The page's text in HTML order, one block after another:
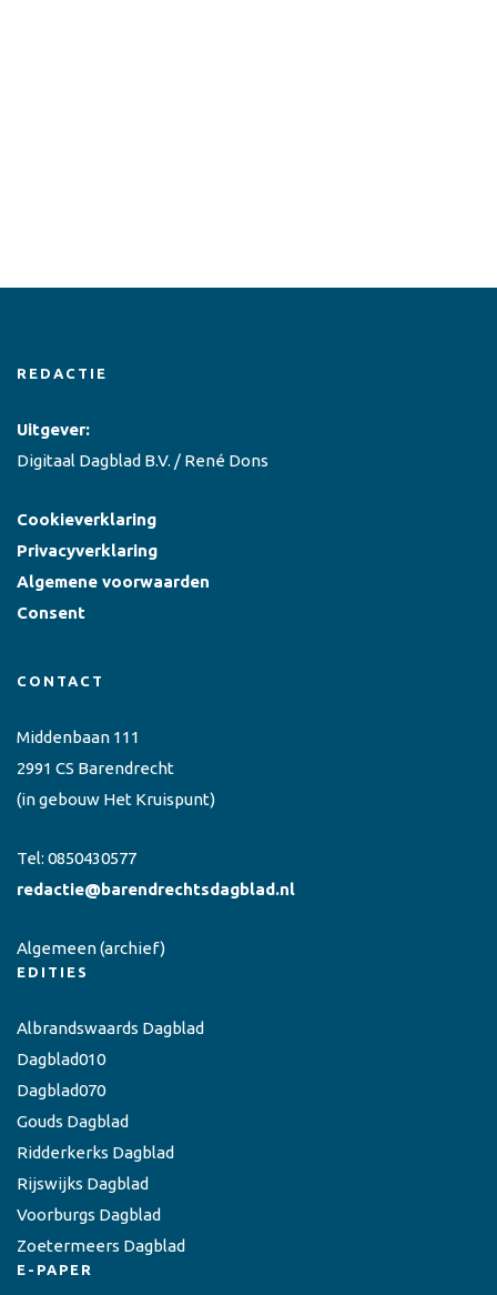
REDACTIE
Uitgever:
Digitaal Dagblad B.V. / René Dons
Cookieverklaring
Privacyverklaring
Algemene voorwaarden
Consent
CONTACT
Middenbaan 111
2991 CS Barendrecht
(in gebouw Het Kruispunt)
Tel: 0850430577
redactie@barendrechtsdagblad.nl
Algemeen(archief)
EDITIES
Albrandswaards Dagblad
Dagblad010
Dagblad070
Gouds Dagblad
Ridderkerks Dagblad
Rijswijks Dagblad
Voorburgs Dagblad
Zoetermeers Dagblad
E-PAPER